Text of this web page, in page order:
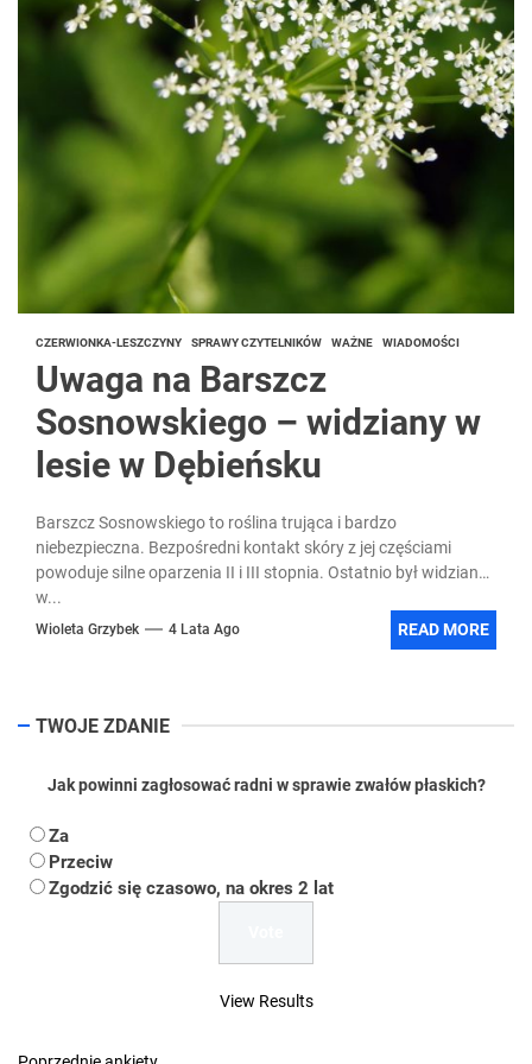
CZERWIONKA-LESZCZYNY SPRAWY CZYTELNIKÓW WAŻNE WIADOMOŚCI
Uwaga na Barszcz
Sosnowskiego – widziany w
lesie w Dębieńsku
Barszcz Sosnowskiego to roślina trująca i bardzo
niebezpieczna. Bezpośredni kontakt skóry z jej częściami
powoduje silne oparzenia II i III stopnia. Ostatnio był widziany
w...
Wioleta Grzybek 4 Lata Ago READ MORE
TWOJE ZDANIE
Jak powinni zagłosować radni w sprawie zwałów płaskich?
Za
Przeciw
Zgodzić się czasowo, na okres 2 lat
View Results